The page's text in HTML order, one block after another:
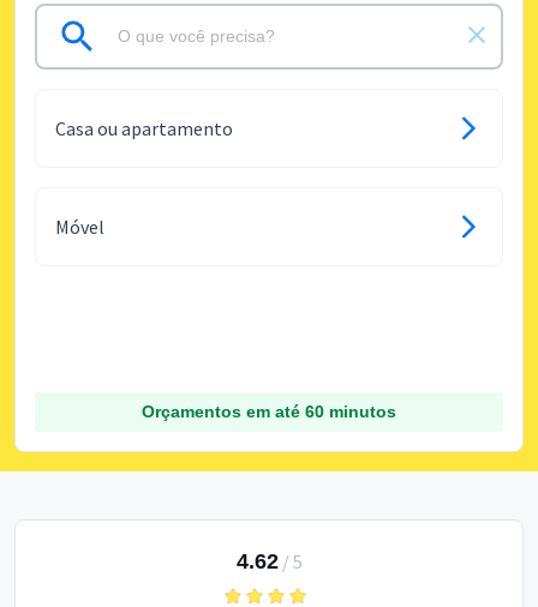
Casa ou apartamento
Móvel
Orçamentos em até 60 minutos
4.62/ 5